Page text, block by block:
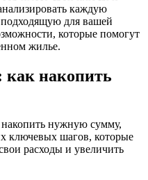
каждую
для вашей
которые помогут
жилье.
накопить
нужную сумму,
ключевых шагов, которые
расходы и увеличить